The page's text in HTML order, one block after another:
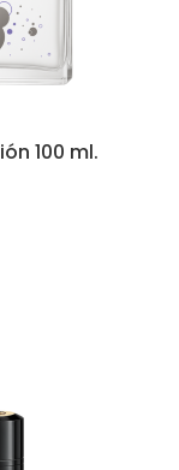
100 ml.